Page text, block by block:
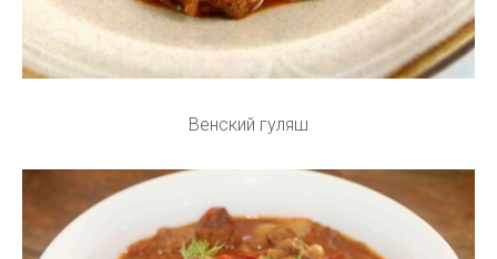
Венский гуляш